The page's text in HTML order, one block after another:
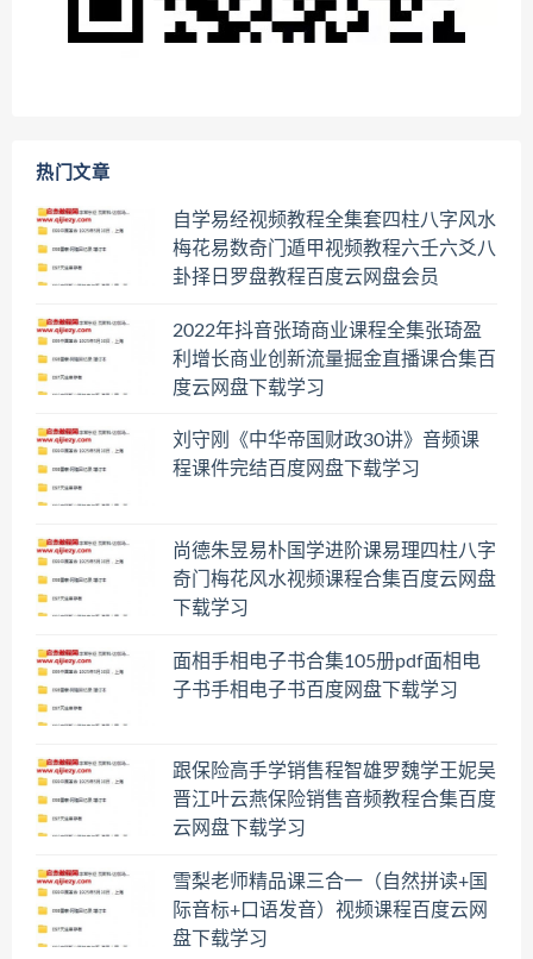
热门文章
自学易经视频教程全集套四柱八字风水
梅花易数奇门遁甲视频教程六壬六爻八
卦择日罗盘教程百度云网盘会员
2022年抖音张琦商业课程全集张琦盈
利增长商业创新流量掘金直播课合集百
度云网盘下载学习
刘守刚《中华帝国财政30讲》音频课
程课件完结百度网盘下载学习
尚德朱昱易朴国学进阶课易理四柱八字
奇门梅花风水视频课程合集百度云网盘
下载学习
面相手相电子书合集105册pdf面相电
子书手相电子书百度网盘下载学习
跟保险高手学销售程智雄罗魏学王妮吴
晋江叶云燕保险销售音频教程合集百度
云网盘下载学习
雪梨老师精品课三合一（自然拼读+国
际音标+口语发音）视频课程百度云网
盘下载学习